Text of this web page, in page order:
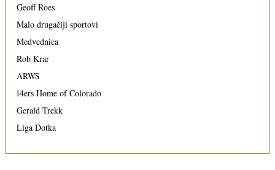
Geoff Roes
Malo drugačiji sportovi
Medvednica
Rob Krar
ARWS
14ers Home of Colorado
Gerald Trekk
Liga Dotka